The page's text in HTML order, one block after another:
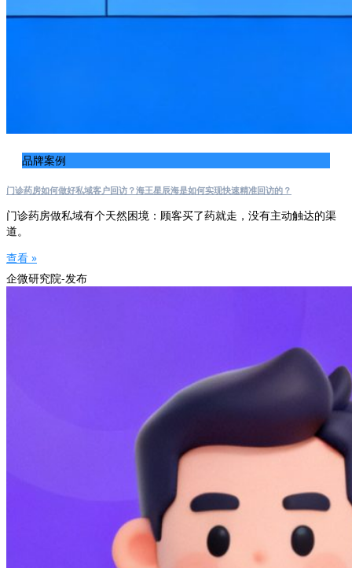
品牌案例
门诊药房如何做好私域客户回访？海王星辰海是如何实现快速精准回访的？
门诊药房做私域有个天然困境：顾客买了药就走，没有主动触达的渠
道。
查看 »
企微研究院-发布